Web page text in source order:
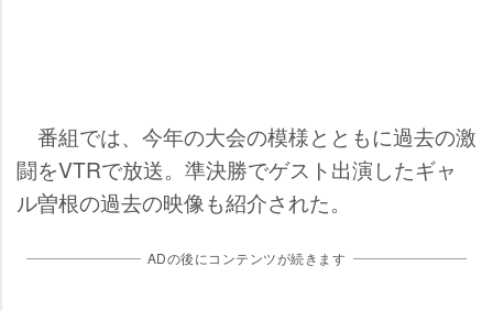
番組では、今年の大会の模様とともに過去の激
闘をVTRで放送。準決勝でゲスト出演したギャ
ル曽根の過去の映像も紹介された。
ADの後にコンテンツが続きます